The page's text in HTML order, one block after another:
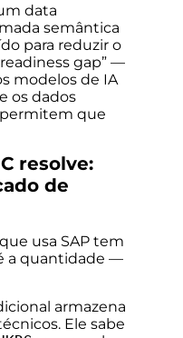
data
semântica
para reduzir o
gap” —
modelos de IA
os dados
que
resolve:
de
usa SAP tem
a quantidade —
armazena
Ele sabe